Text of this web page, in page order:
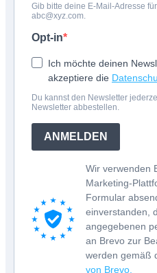
Gib bitte deine E-Mail-Adresse
abc@xyz.com.
Opt-in
Ich möchte deinen
akzeptiere die
Du kannst den Newsletter
Newsletter abbestellen.
ANMELDEN
Wir verwenden
Marketing-
Formular
einverstanden,
angegebenen
an Brevo zur
werden gemäß
von Brevo.